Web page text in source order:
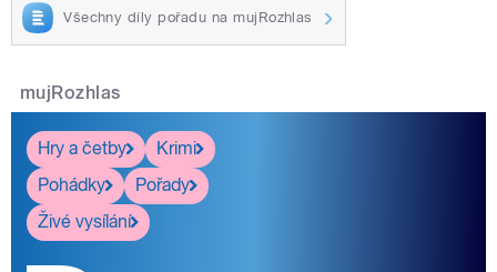
Všechny díly pořadu na mujRozhlas
mujRozhlas
Hry a četby
Krimi
Pohádky
Pořady
Živé vysílání